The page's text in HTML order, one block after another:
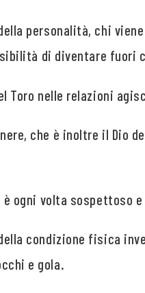
personalità, chi
di diventare fuori
Toro nelle relazioni
che è inoltre il Dio
ogni volta sospettoso
condizione fisica
e gola.